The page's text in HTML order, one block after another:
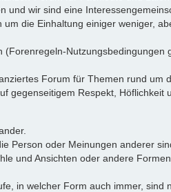
wir sind eine
die Einhaltung einiger weniger,
Nutzungsbedingungen
Forum für Themen rund
gegenseitigem Respekt, Höflichkeit
Person oder Meinungen anderer
und Ansichten oder andere
in welcher Form auch immer, sind